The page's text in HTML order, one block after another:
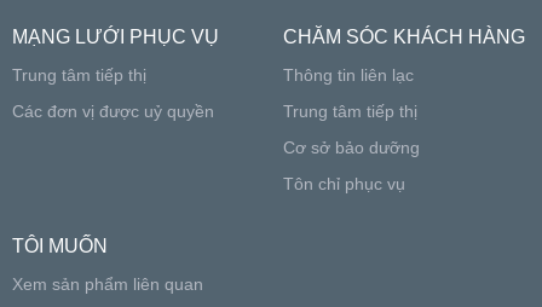
MẠNG LƯỚI PHỤC VỤ
Trung tâm tiếp thị
Các đơn vị được uỷ quyền
CHĂM SÓC KHÁCH HÀNG
Thông tin liên lạc
Trung tâm tiếp thị
Cơ sở bảo dưỡng
Tôn chỉ phục vụ
TÔI MUỐN
Xem sản phẩm liên quan